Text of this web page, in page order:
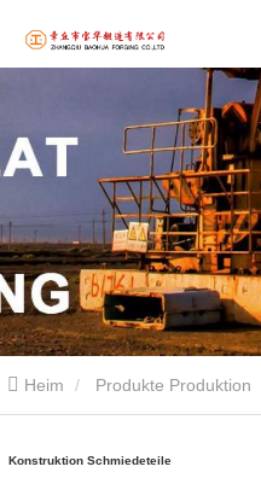
Heim Produkte Produktion
Konstruktion Schmiedeteile